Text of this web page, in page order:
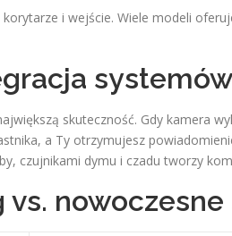
i wejście. Wiele modeli
skuteczność. Gdy kamera
a Ty otrzymujesz
czujnikami dymu i czadu tworzy
nowoczesne